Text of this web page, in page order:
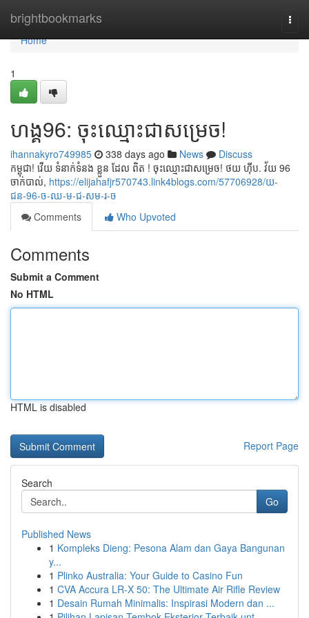
brightbookmarks
Home
Home
1
ហង្គ96: ចុះឈ្មោះជាសម្រេច!
ihannakyro749985 338 days ago News
Discuss
កម្ពុជា! វើយ ទំនាក់ទំនង ខ្លួន ដែល ពិត ! ចុះឈ្មោះជាសម្រេច! ថយ ហ៊ីប. វ័យ 96
ចាក់បាល់, https://elijahafjr570743.link4blogs.com/57706928/យ-
ជន-96-ច-ឈ-ម-ជ-សម-រ-ច
Comments
Who Upvoted
Comments
Submit a Comment
No HTML
HTML is disabled
Report Page
Search
Go
Published News
1 Kompleks Dieng: Pesona Alam dan Gaya Bangunan
y...
1 Plinko Australia: Your Guide to Casino Fun
1 CVA Accura LR-X 50: The Ultimate Air Rifle Review
1 Desain Rumah Minimalis: Inspirasi Modern dan ...